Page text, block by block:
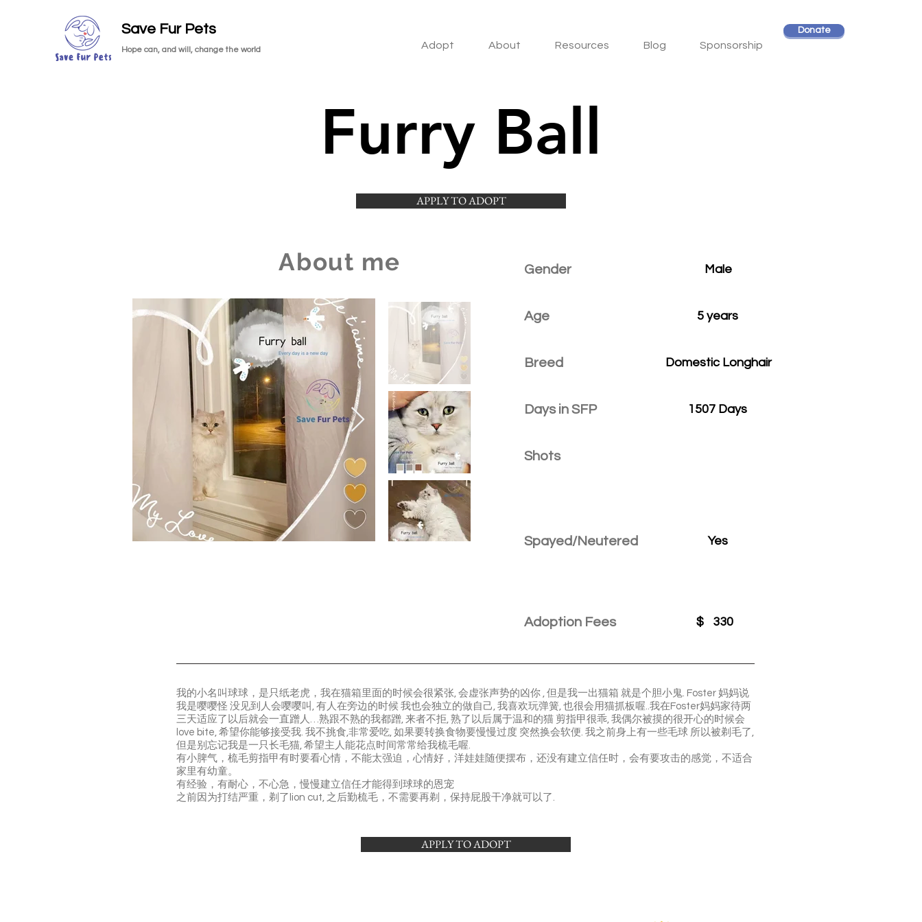
Save Fur Pets
Hope can, and will, change the world Adopt About Resources Blog Sponsorship
Donate
Furry Ball
APPLY TO ADOPT
About me Gender
Age
Breed
Days in SFP
Shots
Male
5 years
Domestic Longhair
1507 Days
Spayed/Neutered Yes
Adoption Fees $ 330
我的小名叫球球，是只纸老虎，我在猫箱里面的时候会很紧张, 会虚张声势的凶你 , 但是我一出猫箱 就是个胆小鬼. Foster 妈妈说
我是嘤嘤怪 没见到人会嘤嘤叫, 有人在旁边的时候 我也会独立的做自己, 我喜欢玩弹簧, 也很会用猫抓板喔..我在Foster妈妈家待两
三天适应了以后就会一直蹭人…熟跟不熟的我都蹭, 来者不拒, 熟了以后属于温和的猫 剪指甲很乖, 我偶尔被摸的很开心的时候会
love bite, 希望你能够接受我. 我不挑食,非常爱吃, 如果要转换食物要慢慢过度 突然换会软便. 我之前身上有一些毛球 所以被剃毛了,
但是别忘记我是一只长毛猫, 希望主人能花点时间常常给我梳毛喔.
️有小脾气，梳毛剪指甲有时要看心情，不能太强迫，心情好，洋娃娃随便摆布，还没有建立信任时，会有要攻击的感觉，不适合
家里有幼童。
️有经验，有耐心，不心急，慢慢建立信任才能得到球球的恩宠
️之前因为打结严重，剃了lion cut, 之后勤梳毛，不需要再剃，保持屁股干净就可以了.
APPLY TO ADOPT